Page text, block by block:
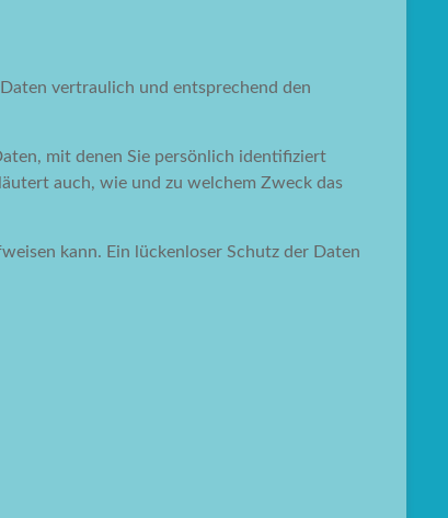
vertraulich und entsprechend den
mit denen Sie persönlich identifiziert
auch, wie und zu welchem Zweck das
kann. Ein lückenloser Schutz der Daten